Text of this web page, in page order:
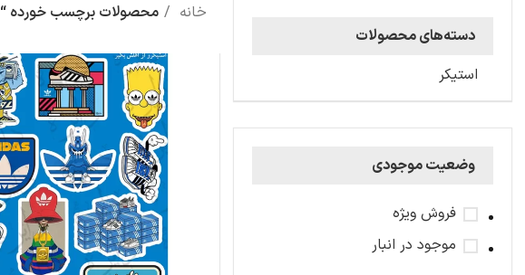
دسته‌های محصولات
استیکر
وضعیت موجودی
فروش ویژه
موجود در انبار
خانه محصولات برچسب خورده “adidas”